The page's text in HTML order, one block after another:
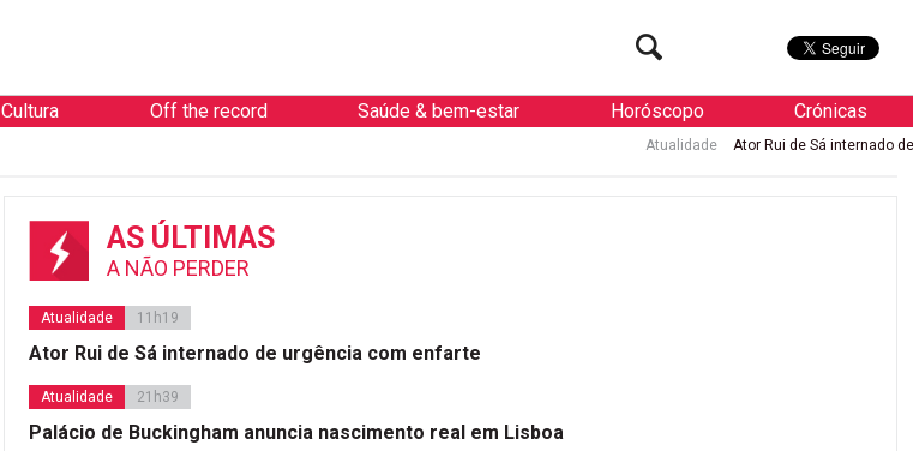
Cultura Off the record Saúde & bem-estar Horóscopo Crónicas
Ator Rui de Sá internado de urgência com
AS ÚLTIMAS
A NÃO PERDER
Atualidade 11h19
Ator Rui de Sá internado de urgência com enfarte
Atualidade 21h39
Palácio de Buckingham anuncia nascimento real em Lisboa